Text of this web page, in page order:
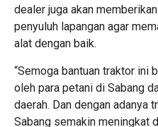
dealer juga akan
penyuluh lapangan agar
alat dengan baik.
“Semoga bantuan traktor ini
oleh para petani di Sabang
daerah. Dan dengan adanya
Sabang semakin meningkat